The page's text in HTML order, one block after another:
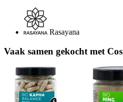
Rasayana
Vaak samen gekocht met